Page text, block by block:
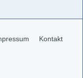
Kontakt